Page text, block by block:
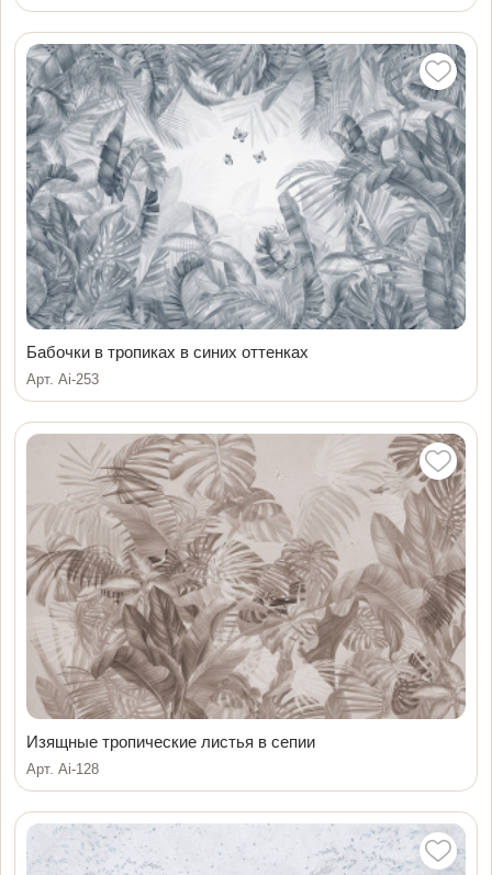
Бабочки в тропиках в синих оттенках
Арт. Ai-253
Изящные тропические листья в сепии
Арт. Ai-128